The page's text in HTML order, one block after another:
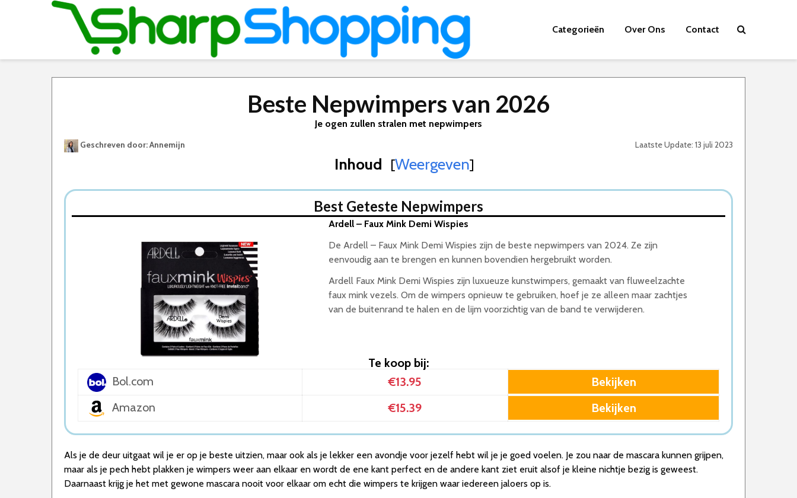
Categorieën Over Ons Contact
Beste Nepwimpers van 2026
Je ogen zullen stralen met nepwimpers
Geschreven door: Annemijn Laatste Update: 13 juli 2023
Inhoud [Weergeven]
3. Ardell Demi Wispies Zwart Multipack
4. Easylash magnetische wimpers
5. nep wimpers met magnetische eyeliner
Wat is de beste Nepwimpers van 2026
1. Beste Nepwimpers van 2026
2. Beste Budget Nepwimpers van 2026
3. Goede Prijs-Kwaliteit Nepwimpers
4. Fijnste Nepwimpers van 2026
5. Goede Koop Nepwimpers
Best Geteste Nepwimpers
Ardell – Faux Mink Demi Wispies
De Ardell – Faux Mink Demi Wispies zijn de beste nepwimpers van 2024. Ze zijn
eenvoudig aan te brengen en kunnen bovendien hergebruikt worden.
Ardell Faux Mink Demi Wispies zijn luxueuze kunstwimpers, gemaakt van fluweelzachte
faux mink vezels. Om de wimpers opnieuw te gebruiken, hoef je ze alleen maar zachtjes
van de buitenrand te halen en de lijm voorzichtig van de band te verwijderen.
Te koop bij:
Bol.com
€13.95
Bekijken
Amazon
€15.39 Bekijken
Als je de deur uitgaat wil je er op je beste uitzien, maar ook als je lekker een avondje voor jezelf hebt wil je je goed voelen. Je zou naar de mascara kunnen grijpen,
maar als je pech hebt plakken je wimpers weer aan elkaar en wordt de ene kant perfect en de andere kant ziet eruit alsof je kleine nichtje bezig is geweest.
Daarnaast krijg je het met gewone mascara nooit voor elkaar om echt die wimpers te krijgen waar iedereen jaloers op is.